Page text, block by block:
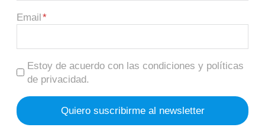
Email
Estoy de acuerdo con las condiciones y políticas
de privacidad.